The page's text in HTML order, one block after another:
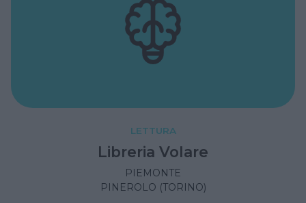
LETTURA
Libreria Volare
PIEMONTE
PINEROLO (TORINO)